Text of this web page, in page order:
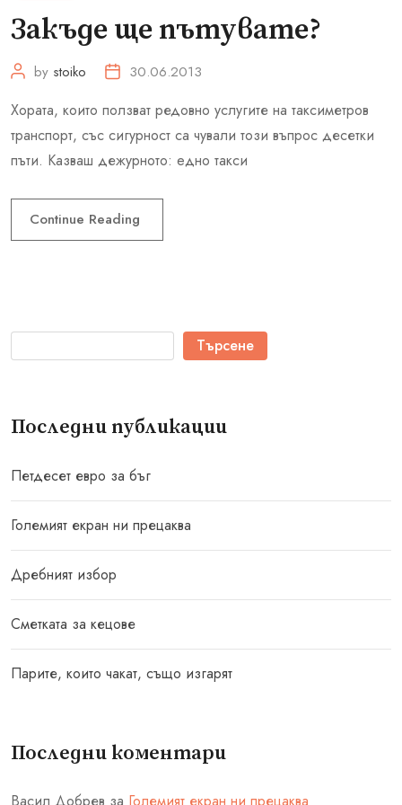
Закъде ще пътувате?
by stoiko 30.06.2013
Хората, които ползват редовно услугите на таксиметров
транспорт, със сигурност са чували този въпрос десетки
пъти. Казваш дежурното: eдно такси
Continue Reading
Търсене
Последни публикации
Петдесет евро за бъг
Големият екран ни прецаква
Дребният избор
Сметката за кецове
Парите, които чакат, също изгарят
Последни коментари